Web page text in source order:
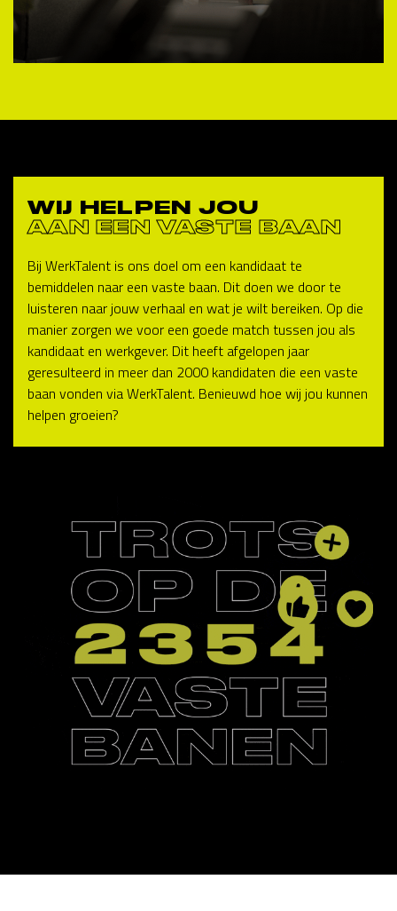
WIJ HELPEN JOU
AAN EEN VASTE BAAN
Bij WerkTalent is ons doel om een kandidaat te
bemiddelen naar een vaste baan. Dit doen we door te
luisteren naar jouw verhaal en wat je wilt bereiken. Op die
manier zorgen we voor een goede match tussen jou als
kandidaat en werkgever. Dit heeft afgelopen jaar
geresulteerd in meer dan 2000 kandidaten die een vaste
baan vonden via WerkTalent. Benieuwd hoe wij jou kunnen
helpen groeien?